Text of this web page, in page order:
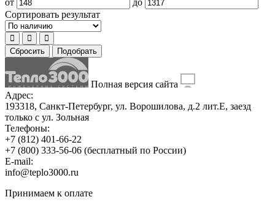
от
до
Сортировать результат
Сбросить Подобрать
Полная версия сайта
Адрес:
193318, Санкт-Петербург, ул. Ворошилова, д.2 лит.Е, заезд
только с ул. Зольная
Телефоны:
+7 (812) 401-66-22
+7 (800) 333-56-06 (бесплатный по России)
E-mail:
info@teplo3000.ru
Принимаем к оплате